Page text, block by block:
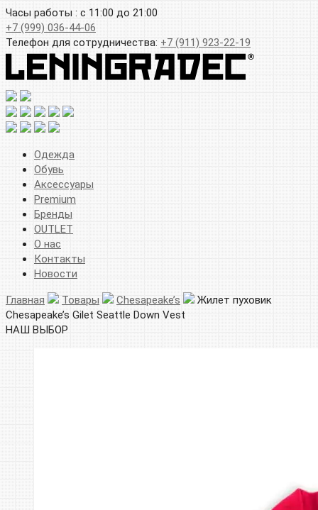
Часы работы : с 11:00 до 21:00
+7 (999) 036-44-06
Телефон для сотрудничества: +7 (911) 923-22-19
Одежда
Обувь
Аксессуары
Premium
Бренды
OUTLET
О нас
Контакты
Новости
Главная Товары Chesapeake’s
Жилет пуховик
Chesapeake’s Gilet Seattle Down Vest
НАШ ВЫБОР